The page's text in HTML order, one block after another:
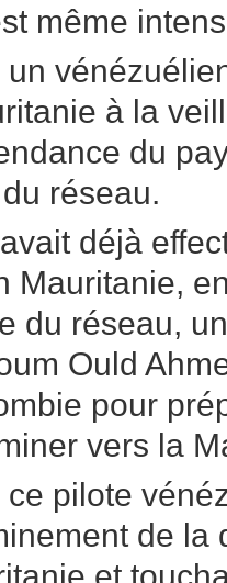
même
un
à la
du
réseau.
déjà
Mauritanie,
du réseau,
Ould
pour
vers la
ce pilote
de